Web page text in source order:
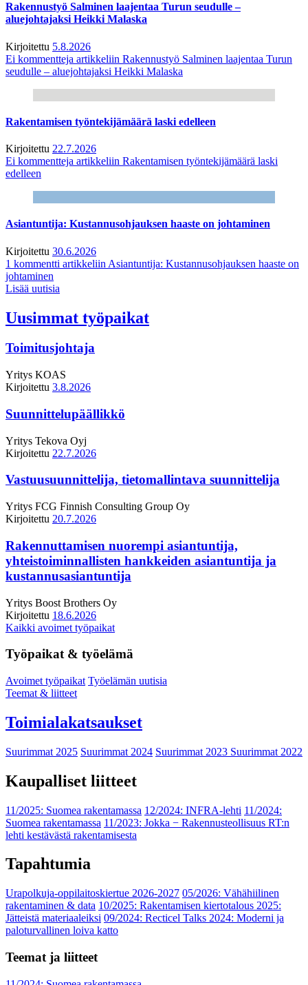
Rakennustyö Salminen laajentaa Turun seudulle –
aluejohtajaksi Heikki Malaska
Kirjoitettu 5.8.2026
Ei kommentteja artikkeliin Rakennustyö Salminen laajentaa Turun
seudulle – aluejohtajaksi Heikki Malaska
Rakentamisen työntekijämäärä laski edelleen
Kirjoitettu 22.7.2026
Ei kommentteja artikkeliin Rakentamisen työntekijämäärä laski
edelleen
Asiantuntija: Kustannusohjauksen haaste on johtaminen
Kirjoitettu 30.6.2026
1 kommentti artikkeliin Asiantuntija: Kustannusohjauksen haaste on
johtaminen
Lisää uutisia
Uusimmat työpaikat
Toimitusjohtaja
Yritys KOAS
Kirjoitettu 3.8.2026
Suunnittelupäällikkö
Yritys Tekova Oyj
Kirjoitettu 22.7.2026
Vastuusuunnittelija, tietomallintava suunnittelija
Yritys FCG Finnish Consulting Group Oy
Kirjoitettu 20.7.2026
Rakennuttamisen nuorempi asiantuntija,
yhteistoiminnallisten hankkeiden asiantuntija ja
kustannusasiantuntija
Yritys Boost Brothers Oy
Kirjoitettu 18.6.2026
Kaikki avoimet työpaikat
Työpaikat & työelämä
Avoimet työpaikat Työelämän uutisia
Teemat & liitteet
Toimialakatsaukset
Suurimmat 2025 Suurimmat 2024 Suurimmat 2023 Suurimmat 2022
Kaupalliset liitteet
11/2025: Suomea rakentamassa 12/2024: INFRA-lehti 11/2024:
Suomea rakentamassa 11/2023: Jokka − Rakennusteollisuus RT:n
lehti kestävästä rakentamisesta
Tapahtumia
Urapolkuja-oppilaitoskiertue 2026-2027 05/2026: Vähähiilinen
rakentaminen & data 10/2025: Rakentamisen kiertotalous 2025:
Jätteistä materiaaleiksi 09/2024: Recticel Talks 2024: Moderni ja
paloturvallinen loiva katto
Teemat ja liitteet